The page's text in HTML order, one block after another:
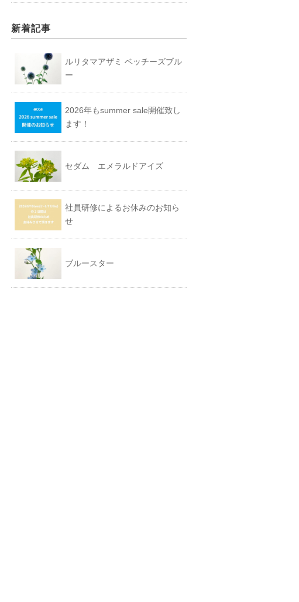
新着記事
ルリタマアザミ ベッチーズブル
ー
2026年もsummer sale開催致し
ます！
セダム エメラルドアイズ
社員研修によるお休みのお知ら
せ
ブルースター